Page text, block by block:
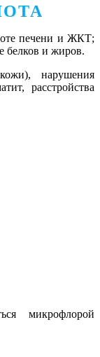
печени и ЖКТ;
белков и жиров.
нарушения
расстройства
микрофлорой